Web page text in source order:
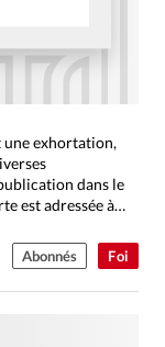
Foi
une exhortation,
dans le
est adressée à
Abonnés